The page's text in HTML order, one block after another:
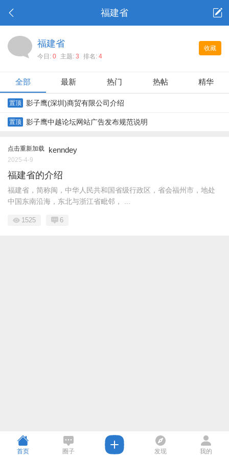
福建省
收藏
福建省
今日: 0 主题: 3 排名: 4
全部 最新 热门 热帖 精华
置顶 影子鹰(深圳)商贸有限公司介绍
置顶 影子鹰中越论坛网站广告发布规范说明
点击重新加载 kenndey
2025-4-9
福建省的介绍
福建省，简称闽，中华人民共和国省级行政区，省会福州市，地处
中国东南沿海，东北与浙江省毗邻， ...
1525 6
首页 圈子 发现 我的